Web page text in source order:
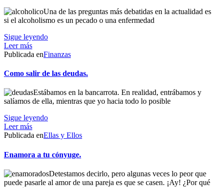
Una de las preguntas más debatidas en la actualidad es
si el alcoholismo es un pecado o una enfermedad
Sigue leyendo
Leer más
Publicada enFinanzas
Como salir de las deudas.
Estábamos en la bancarrota. En realidad, entrábamos y
salíamos de ella, mientras que yo hacia todo lo posible
Sigue leyendo
Leer más
Publicada enEllas y Ellos
Enamora a tu cónyuge.
Detestamos decirlo, pero algunas veces lo peor que
puede pasarle al amor de una pareja es que se casen. ¡Ay! ¿Por qué